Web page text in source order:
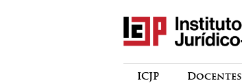
icjp
menu-institucional
Docentes
ICJP